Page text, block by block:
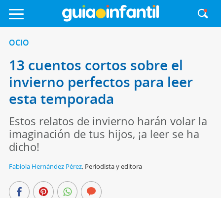
OCIO
13 cuentos cortos sobre el
invierno perfectos para leer
esta temporada
Estos relatos de invierno harán volar la
imaginación de tus hijos, ¡a leer se ha
dicho!
Fabiola Hernández Pérez, Periodista y editora